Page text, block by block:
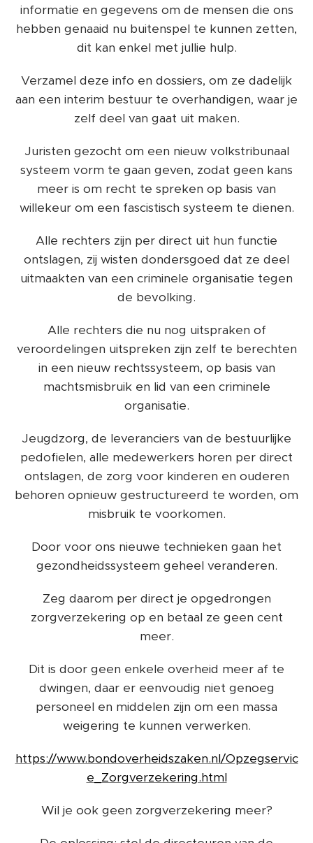
informatie en gegevens om de mensen die ons
hebben genaaid nu buitenspel te kunnen zetten,
dit kan enkel met jullie hulp.
Verzamel deze info en dossiers, om ze dadelijk
aan een interim bestuur te overhandigen, waar je
zelf deel van gaat uit maken.
Juristen gezocht om een nieuw volkstribunaal
systeem vorm te gaan geven, zodat geen kans
meer is om recht te spreken op basis van
willekeur om een fascistisch systeem te dienen.
Alle rechters zijn per direct uit hun functie
ontslagen, zij wisten dondersgoed dat ze deel
uitmaakten van een criminele organisatie tegen
de bevolking.
Alle rechters die nu nog uitspraken of
veroordelingen uitspreken zijn zelf te berechten
in een nieuw rechtssysteem, op basis van
machtsmisbruik en lid van een criminele
organisatie.
Jeugdzorg, de leveranciers van de bestuurlijke
pedofielen, alle medewerkers horen per direct
ontslagen, de zorg voor kinderen en ouderen
behoren opnieuw gestructureerd te worden, om
misbruik te voorkomen.
Door voor ons nieuwe technieken gaan het
gezondheidssysteem geheel veranderen.
Zeg daarom per direct je opgedrongen
zorgverzekering op en betaal ze geen cent
meer.
Dit is door geen enkele overheid meer af te
dwingen, daar er eenvoudig niet genoeg
personeel en middelen zijn om een massa
weigering te kunnen verwerken.
https://www.bondoverheidszaken.nl/Opzegservic
e_Zorgverzekering.html
Wil je ook geen zorgverzekering meer?